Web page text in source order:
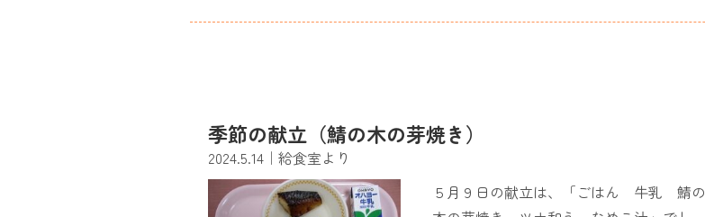
季節の献立（鯖の木の芽焼き）
2024.5.14 ｜給食室より
５月９日の献立は、「ごはん 牛乳 鯖の